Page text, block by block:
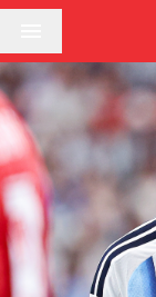
Przejdź do treści